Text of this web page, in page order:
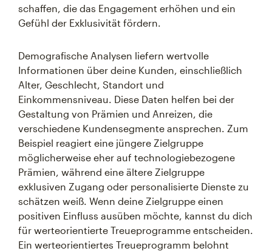
schaffen, die das Engagement erhöhen und ein
Gefühl der Exklusivität fördern.
Demografische Analysen liefern wertvolle
Informationen über deine Kunden, einschließlich
Alter, Geschlecht, Standort und
Einkommensniveau. Diese Daten helfen bei der
Gestaltung von Prämien und Anreizen, die
verschiedene Kundensegmente ansprechen. Zum
Beispiel reagiert eine jüngere Zielgruppe
möglicherweise eher auf technologiebezogene
Prämien, während eine ältere Zielgruppe
exklusiven Zugang oder personalisierte Dienste zu
schätzen weiß. Wenn deine Zielgruppe einen
positiven Einfluss ausüben möchte, kannst du dich
für werteorientierte Treueprogramme entscheiden.
Ein werteorientiertes Treueprogramm belohnt